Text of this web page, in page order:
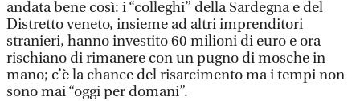
andata bene così: i “colleghi” della Sardegna e del
Distretto veneto, insieme ad altri imprenditori
stranieri, hanno investito 60 milioni di euro e ora
rischiano di rimanere con un pugno di mosche in
mano; c’è la chance del risarcimento ma i tempi non
sono mai “oggi per domani”.